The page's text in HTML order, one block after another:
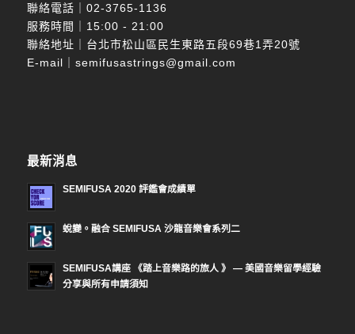
聯絡電話｜ 02-3765-1136
服務時間｜15:00 - 21:00
聯絡地址｜台北市松山區民生東路五段69巷1弄20號
E-mail｜ semifusastrings@gmail.com
最新消息
SEMIFUSA 2020 評鑑會成績單
蛻變。融合 SEMIFUSA 沙龍音樂會系列二
SEMIFUSA講座 《踏上音樂路的旅人 》 — 美國音樂留學經驗
分享與所有申請須知